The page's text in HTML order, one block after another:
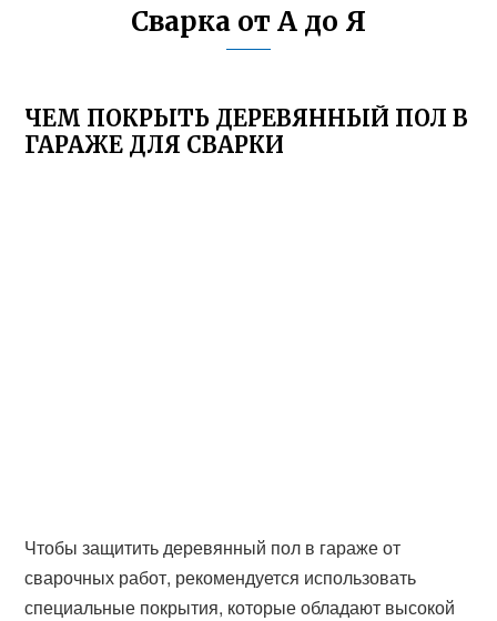
Сварка от А до Я
ЧЕМ ПОКРЫТЬ ДЕРЕВЯННЫЙ ПОЛ В
ГАРАЖЕ ДЛЯ СВАРКИ
Чтобы защитить деревянный пол в гараже от
сварочных работ, рекомендуется использовать
специальные покрытия, которые обладают высокой